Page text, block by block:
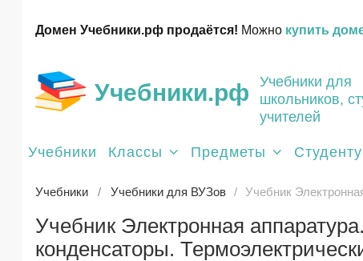
Домен Учебники.рф продаётся! Можно купить
Учебники.рф
Учебники для
школьников,
учителей
Учебники Классы Предметы Студенту
Учебники Учебники для ВУЗов Учебник
Учебник Электронная
конденсаторы.